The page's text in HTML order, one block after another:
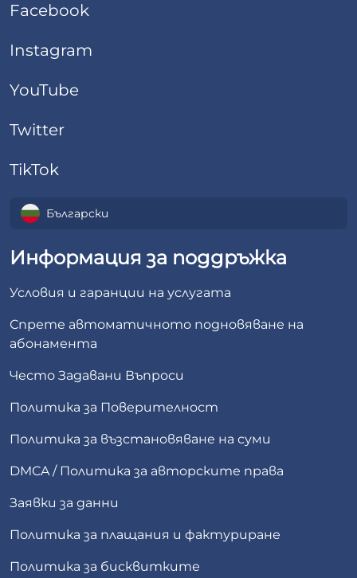
Facebook
Instagram
YouTube
Twitter
TikTok
Български
Информация за поддръжка
Условия и гаранции на услугата
Спрете автоматичното подновяване на
абонамента
Често Задавани Въпроси
Политика за Поверителност
Политика за възстановяване на суми
DMCA / Политика за авторските права
Заявки за данни
Политика за плащания и фактуриране
Политика за бисквитките